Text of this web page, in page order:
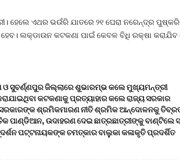
ହେଲେ ଏଥର ଭଉଁରି ଯାତରେ ୨୧ ଘେରା ନରେନ୍ଦ୍ର
ଲକ୍‌ଡାଉନ କଟକଣା ପାଇଁ କେବଳ ବିଧି ରକ୍ଷା କରାଯିବ।
ଓ ସୁବର୍ଣ୍ଣପୁର ଜିଲ୍ଲାରେ ଶୁଭାରମ୍ଭ କଲେ ମୁଖ୍ୟମନ୍ତ୍ରୀ
କଟକଣାକୁ ପ୍ରତ୍ୟାହାର କଲେ ରାଜ୍ୟ ସରକାର
ଶ୍ରମିକମାରଣ ନୀତି ଶ୍ରମିକ ଆନ୍ଦୋଳନକୁ
ପାଣ୍ଡିଆନ, ଉଦାହରଣ ଦେଇ ଛାତ୍ରଛାତ୍ରୀଙ୍କୁ ବାଣ୍ଟିଲେ
ପଟ୍ଟନାୟକଙ୍କ ଚମତ୍କାର ବାଲୁକା କଳାକୃତି ପ୍ରଦର୍ଶିତ